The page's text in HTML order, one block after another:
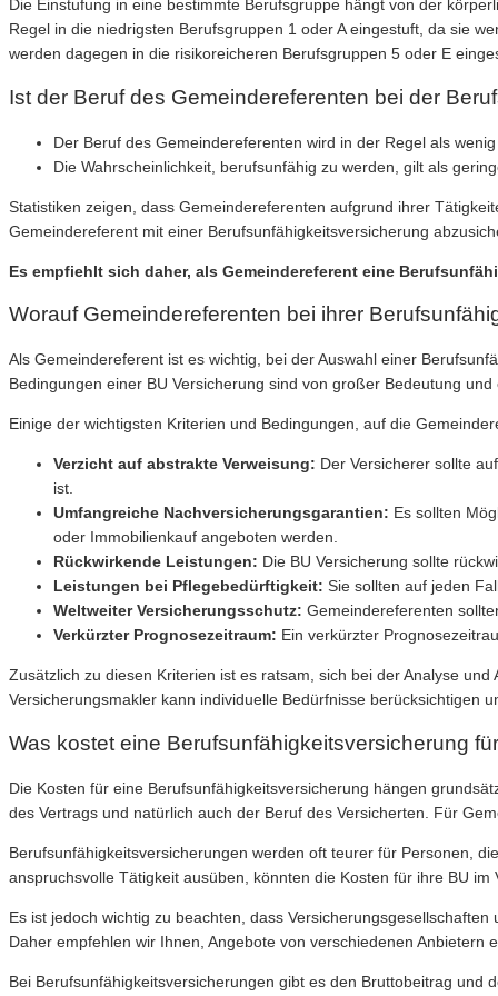
Die Einstufung in eine bestimmte Berufsgruppe hängt von der
Regel in die niedrigsten Berufsgruppen 1 oder A eingestuft, da sie
werden dagegen in die risikoreicheren Berufsgruppen 5 oder E
Ist der Beruf des Gemeindereferenten bei der
Der Beruf des Gemeindereferenten wird in der Regel als
Die Wahrscheinlichkeit, berufsunfähig zu werden, gilt als
Statistiken zeigen, dass Gemeindereferenten aufgrund ihrer
Gemeindereferent mit einer Berufsunfähigkeitsversicherung
Es empfiehlt sich daher, als Gemeindereferent eine
Worauf Gemeindereferenten bei ihrer
Als Gemeindereferent ist es wichtig, bei der Auswahl einer
Bedingungen einer BU Versicherung sind von großer Bedeutung
Einige der wichtigsten Kriterien und Bedingungen, auf die
Verzicht auf abstrakte Verweisung: Der Versicherer sollte
ist.
Umfangreiche Nachversicherungsgarantien: Es sollten
oder Immobilienkauf angeboten werden.
Rückwirkende Leistungen: Die BU Versicherung sollte
Leistungen bei Pflegebedürftigkeit: Sie sollten auf jeden
Weltweiter Versicherungsschutz: Gemeindereferenten
Verkürzter Prognosezeitraum: Ein verkürzter
Zusätzlich zu diesen Kriterien ist es ratsam, sich bei der Analyse
Versicherungsmakler kann individuelle Bedürfnisse berücksichtigen
Was kostet eine Berufsunfähigkeitsversicherung
Die Kosten für eine Berufsunfähigkeitsversicherung hängen
des Vertrags und natürlich auch der Beruf des Versicherten. Für
Berufsunfähigkeitsversicherungen werden oft teurer für Personen,
anspruchsvolle Tätigkeit ausüben, könnten die Kosten für ihre BU
Es ist jedoch wichtig zu beachten, dass
Daher empfehlen wir Ihnen, Angebote von verschiedenen Anbietern
Bei Berufsunfähigkeitsversicherungen gibt es den Bruttobeitrag